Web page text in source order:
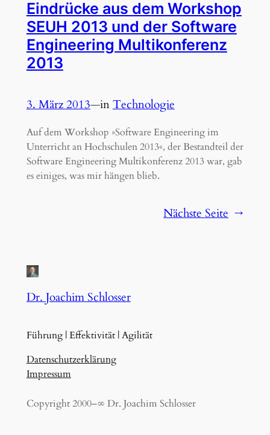
Eindrücke aus dem Workshop
SEUH 2013 und der Software
Engineering Multikonferenz
2013
3. März 2013—inTechnologie
Auf dem Workshop »Software Engineering im
Unterricht an Hochschulen 2013«, der Bestandteil der
Software Engineering Multikonferenz 2013 war, gab
es einiges, was mir hängen blieb.
Nächste Seite →
Dr. Joachim Schlosser
Führung | Effektivität | Agilität
Datenschutzerklärung
Impressum
Copyright 2000–∞ Dr. Joachim Schlosser